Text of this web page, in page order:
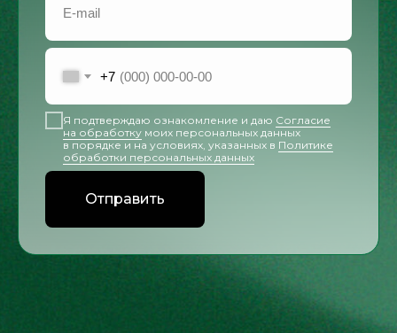
+7
Я подтверждаю ознакомление и даю Согласие
на обработку моих персональных данных
в порядке и на условиях, указанных в Политике
обработки персональных данных
Отправить